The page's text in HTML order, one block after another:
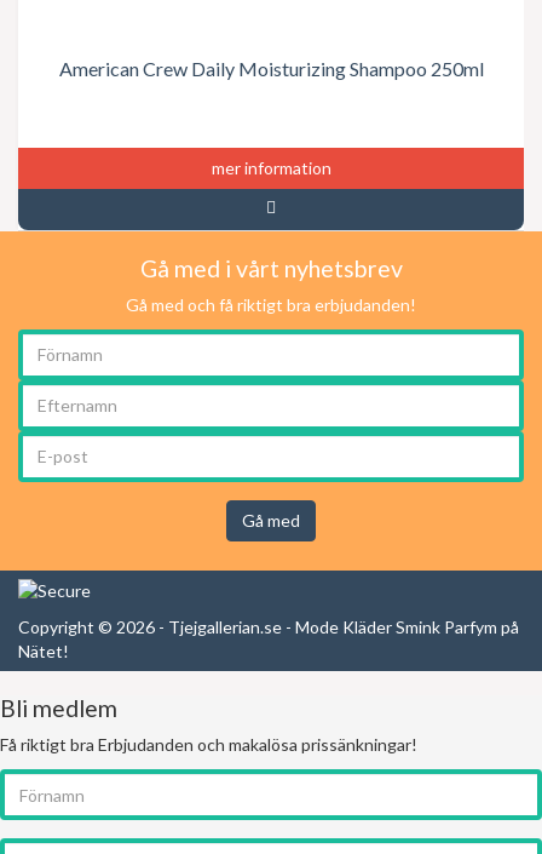
American Crew Daily Moisturizing Shampoo 250ml
mer information
Gå med i vårt nyhetsbrev
Gå med och få riktigt bra erbjudanden!
Gå med
Copyright © 2026 - Tjejgallerian.se - Mode Kläder Smink Parfym på
Nätet!
Bli medlem
Få riktigt bra Erbjudanden och makalösa prissänkningar!